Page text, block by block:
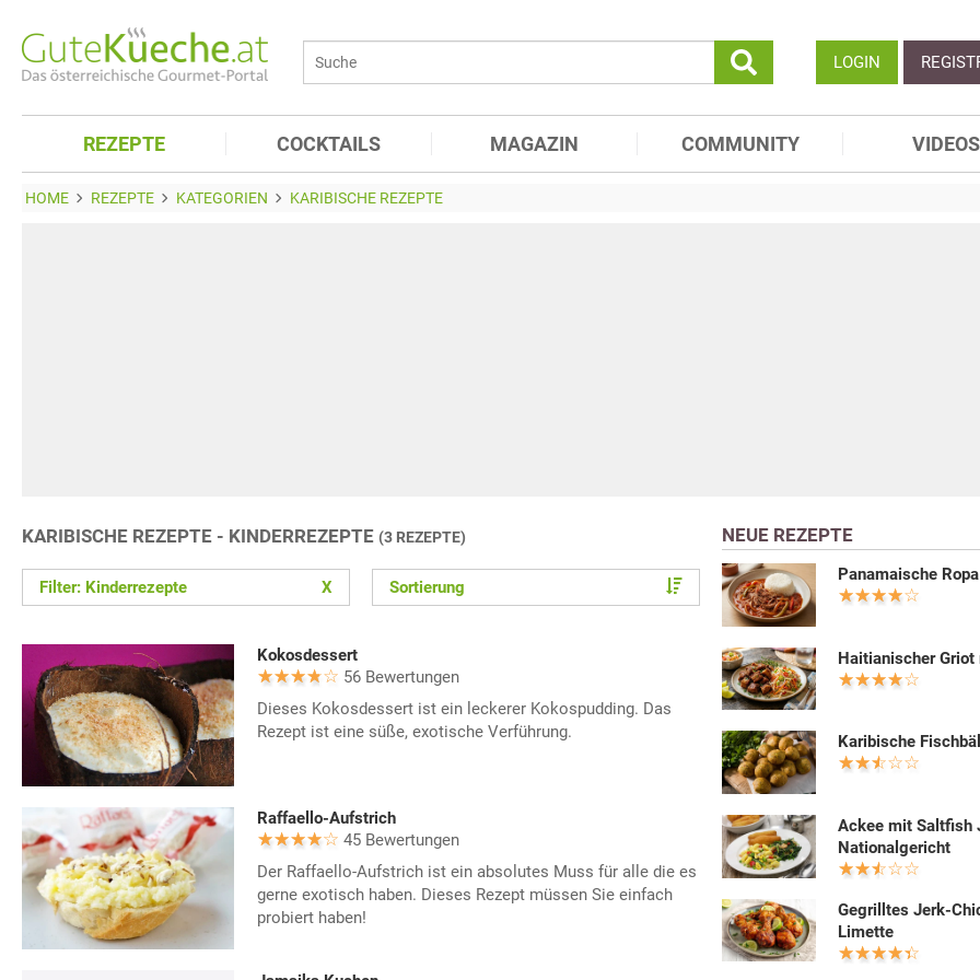
LOGIN
REZEPTE COCKTAILS MAGAZIN COMMUNITY VIDEOS
HOME REZEPTE KATEGORIEN KARIBISCHE REZEPTE
KARIBISCHE REZEPTE - KINDERREZEPTE (3 REZEPTE)
Filter: Kinderrezepte X Sortierung
Kokosdessert
56 Bewertungen
Dieses Kokosdessert ist ein leckerer Kokospudding. Das
Rezept ist eine süße, exotische Verführung.
Raffaello-Aufstrich
45 Bewertungen
Der Raffaello-Aufstrich ist ein absolutes Muss für alle die es
gerne exotisch haben. Dieses Rezept müssen Sie einfach
probiert haben!
NEUE REZEPTE
Panamaische
Haitianischer
Karibische
Ackee mit Saltfish
Nationalgericht
Gegrilltes Jerk-
Limette